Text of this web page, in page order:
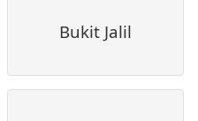
Bukit Jalil